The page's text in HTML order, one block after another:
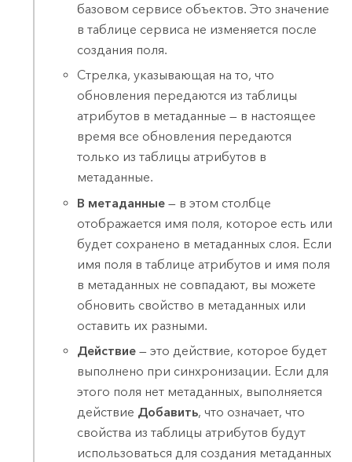
базовом сервисе объектов. Это значение
в таблице сервиса не изменяется после
создания поля.
Стрелка, указывающая на то, что
обновления передаются из таблицы
атрибутов в метаданные — в настоящее
время все обновления передаются
только из таблицы атрибутов в
метаданные.
В метаданные — в этом столбце
отображается имя поля, которое есть или
будет сохранено в метаданных слоя. Если
имя поля в таблице атрибутов и имя поля
в метаданных не совпадают, вы можете
обновить свойство в метаданных или
оставить их разными.
Действие — это действие, которое будет
выполнено при синхронизации. Если для
этого поля нет метаданных, выполняется
действие Добавить, что означает, что
свойства из таблицы атрибутов будут
использоваться для создания метаданных